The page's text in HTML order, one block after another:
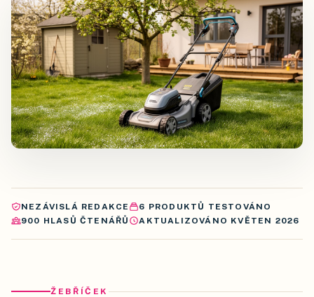
NEZÁVISLÁ REDAKCE 6 PRODUKTŮ TESTOVÁNO
900 HLASŮ ČTENÁŘŮ AKTUALIZOVÁNO KVĚTEN 2026
ŽEBŘÍČEK